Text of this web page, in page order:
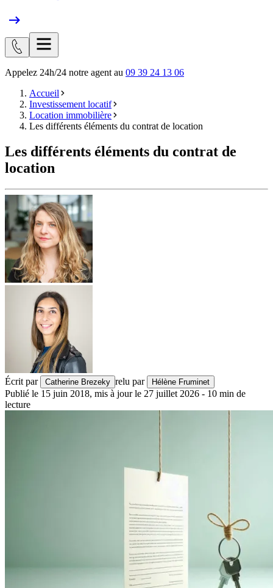
Appelez 24h/24 notre agent au 09 39 24 13 06
Accueil
Investissement locatif
Location immobilière
Les différents éléments du contrat de location
Les différents éléments du contrat de
location
Écrit par Catherine Brezeky relu par Hélène Fruminet
Publié le 15 juin 2018, mis à jour le 27 juillet 2026 - 10 min de
lecture